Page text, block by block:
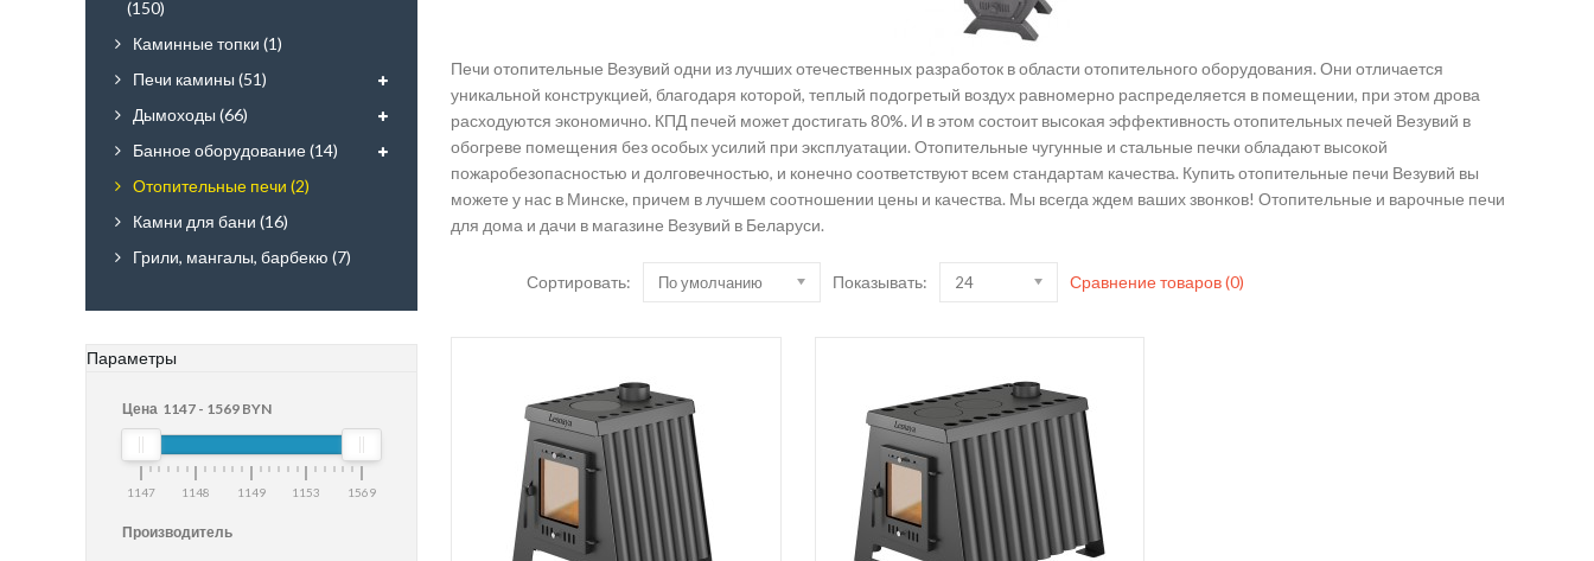
Модели ЭТНА Магма
Модели ЭТНА Кратер
Модели ЭТНА Шторм
Дымоходы Schiedel Permeter
Комплектующие Дымоходов Из Черной Стали
(150)
Каминные топки (1)
Печи камины (51)
Дымоходы (66)
Банное оборудование (14)
Отопительные печи (2)
Камни для бани (16)
Грили, мангалы, барбекю (7)
Параметры
Цена 1147 - 1569 BYN
1147 1148 1149 1153 1569
Производитель
Печи отопительные Везувий одни из лучших отечественных разработок в области отопительного оборудования. Они отличается
уникальной конструкцией, благодаря которой, теплый подогретый воздух равномерно распределяется в помещении, при этом дрова
расходуются экономично. КПД печей может достигать 80%. И в этом состоит высокая эффективность отопительных печей Везувий в
обогреве помещения без особых усилий при эксплуатации. Отопительные чугунные и стальные печки обладают высокой
пожаробезопасностью и долговечностью, и конечно соответствуют всем стандартам качества. Купить отопительные печи Везувий вы
можете у нас в Минске, причем в лучшем соотношении цены и качества. Мы всегда ждем ваших звонков! Отопительные и варочные печи
для дома и дачи в магазине Везувий в Беларуси.
Сортировать: По умолчанию Показывать: 24 Сравнение товаров (0)